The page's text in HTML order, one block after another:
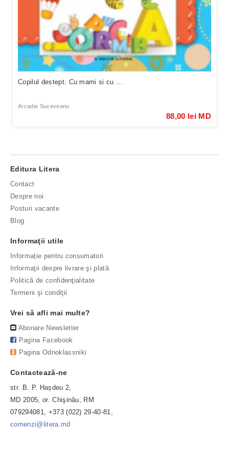
Copilul destept. Cu mami si cu ...
Arcadie Suceveanu
88,00 lei MD
Editura Litera
Contact
Despre noi
Posturi vacante
Blog
Informaţii utile
Informație pentru consumatori
Informaţii despre livrare şi plată
Politică de confidenţialitate
Termeni şi condiţii
Vrei să afli mai multe?
Abonare Newsletter
Pagina Facebook
Pagina Odnoklassniki
Contactează-ne
str. B. P. Hașdeu 2,
MD 2005, or. Chişinău, RM
079294081, +373 (022) 29-40-81,
comenzi@litera.md